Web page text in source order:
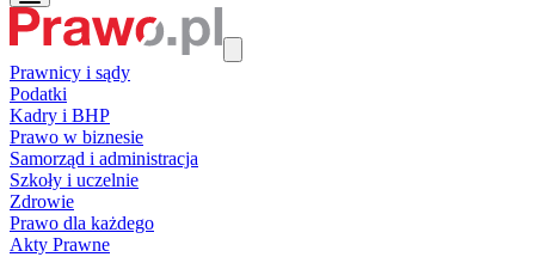
Prawnicy i sądy
Podatki
Kadry i BHP
Prawo w biznesie
Samorząd i administracja
Szkoły i uczelnie
Zdrowie
Prawo dla każdego
Akty Prawne